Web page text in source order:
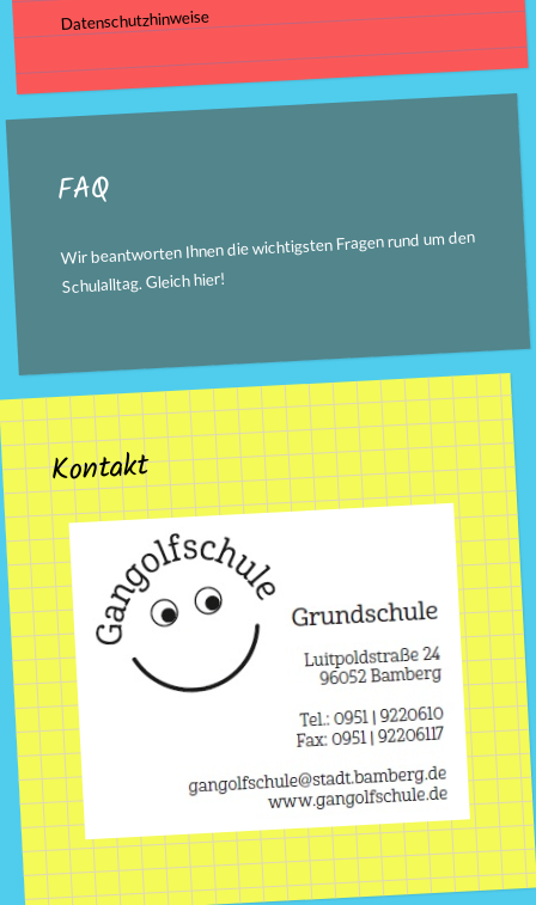
Datenschutzhinweise
FAQ
Wir beantworten Ihnen die wichtigsten Fragen rund um den
Schulalltag. Gleichhier!
Kontakt